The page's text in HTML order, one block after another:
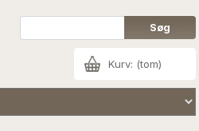
Kurv: (tom)